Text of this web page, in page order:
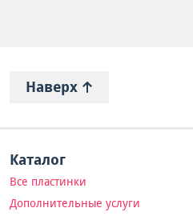
Наверх
Каталог
Все пластинки
Дополнительные услуги